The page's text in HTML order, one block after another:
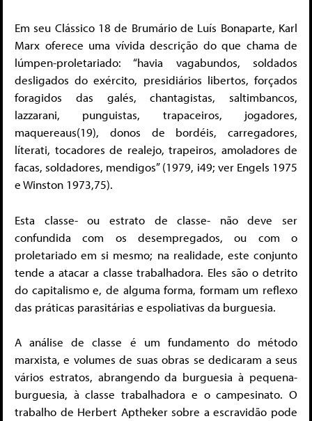
Em seu Clássico 18 de Brumário de Luís Bonaparte, Karl
Marx oferece uma vívida descrição do que chama de
lúmpen-proletariado: “havia vagabundos, soldados
desligados do exército, presidiários libertos, forçados
foragidos das galés, chantagistas, saltimbancos,
lazzarani, punguistas, trapaceiros, jogadores,
maquereaus(19), donos de bordéis, carregadores,
líterati, tocadores de realejo, trapeiros, amoladores de
facas, soldadores, mendigos” (1979, i49; ver Engels 1975
e Winston 1973,75).
Esta classe- ou estrato de classe- não deve ser
confundida com os desempregados, ou com o
proletariado em si mesmo; na realidade, este conjunto
tende a atacar a classe trabalhadora. Eles são o detrito
do capitalismo e, de alguma forma, formam um reflexo
das práticas parasitárias e espoliativas da burguesia.
A análise de classe é um fundamento do método
marxista, e volumes de suas obras se dedicaram a seus
vários estratos, abrangendo da burguesia à pequena-
burguesia, à classe trabalhadora e o campesinato. O
trabalho de Herbert Aptheker sobre a escravidão pode